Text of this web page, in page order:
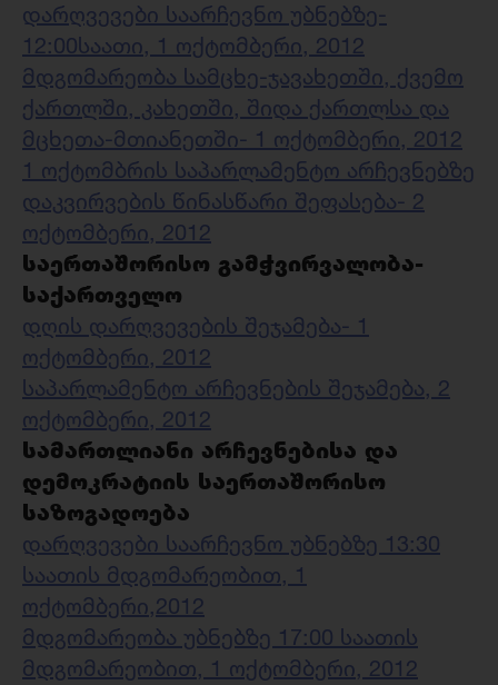
დარღვევები საარჩევნო უბნებზე-
12:00საათი, 1 ოქტომბერი, 2012
მდგომარეობა სამცხე-ჯავახეთში, ქვემო
ქართლში, კახეთში, შიდა ქართლსა და
მცხეთა-მთიანეთში- 1 ოქტომბერი, 2012
1 ოქტომბრის საპარლამენტო არჩევნებზე
დაკვირვების წინასწარი შეფასება- 2
ოქტომბერი, 2012
საერთაშორისო გამჭვირვალობა-
საქართველო
დღის დარღვევების შეჯამება- 1
ოქტომბერი, 2012
საპარლამენტო არჩევნების შეჯამება, 2
ოქტომბერი, 2012
სამართლიანი არჩევნებისა და
დემოკრატიის საერთაშორისო
საზოგადოება
დარღვევები საარჩევნო უბნებზე 13:30
საათის მდგომარეობით, 1
ოქტომბერი,2012
მდგომარეობა უბნებზე 17:00 საათის
მდგომარეობით, 1 ოქტომბერი, 2012